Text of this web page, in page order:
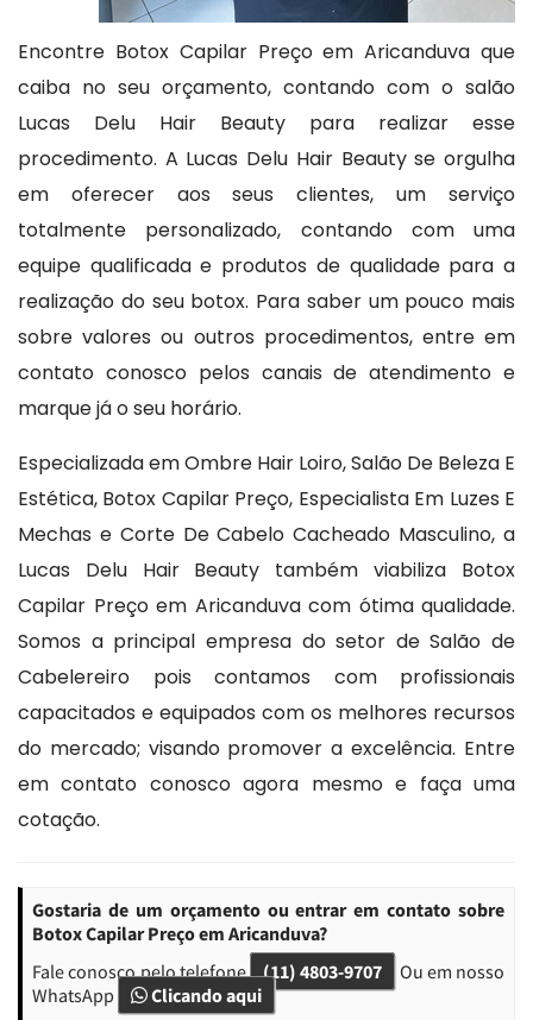
Encontre Botox Capilar Preço em Aricanduva que
caiba no seu orçamento, contando com o salão
Lucas Delu Hair Beauty para realizar esse
procedimento. A Lucas Delu Hair Beauty se orgulha
em oferecer aos seus clientes, um serviço
totalmente personalizado, contando com uma
equipe qualificada e produtos de qualidade para a
realização do seu botox. Para saber um pouco mais
sobre valores ou outros procedimentos, entre em
contato conosco pelos canais de atendimento e
marque já o seu horário.
Especializada em Ombre Hair Loiro, Salão De Beleza E
Estética, Botox Capilar Preço, Especialista Em Luzes E
Mechas e Corte De Cabelo Cacheado Masculino, a
Lucas Delu Hair Beauty também viabiliza Botox
Capilar Preço em Aricanduva com ótima qualidade.
Somos a principal empresa do setor de Salão de
Cabelereiro pois contamos com profissionais
capacitados e equipados com os melhores recursos
do mercado; visando promover a excelência. Entre
em contato conosco agora mesmo e faça uma
cotação.
Gostaria de um orçamento ou entrar em contato sobre
Botox Capilar Preço em Aricanduva?
Fale conosco pelo telefone (11) 4803-9707
Ou em nosso
WhatsApp
Clicando aqui